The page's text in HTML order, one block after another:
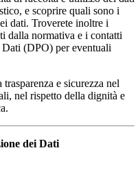
e scoprire quali sono i
dati. Troverete inoltre i
dalla normativa e i contatti
(DPO) per eventuali
e sicurezza nel
nel rispetto della dignità e
dei Dati